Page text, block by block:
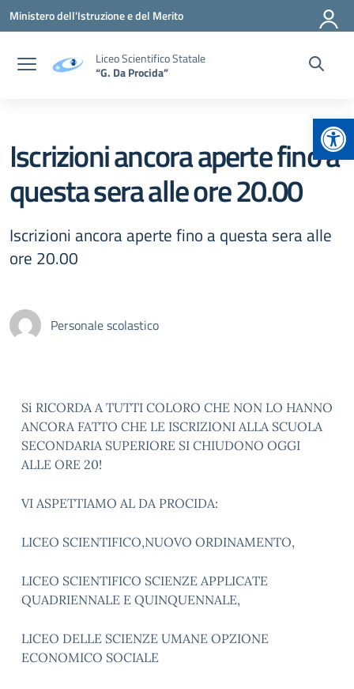
Vai ai contenuti
Vai al menu di navigazione
Vai al footer
Ministero dell'Istruzione e del Merito
Liceo Scientifico Statale
“G. Da Procida”
Iscrizioni ancora aperte fino a
questa sera alle ore 20.00
Iscrizioni ancora aperte fino a questa sera alle
ore 20.00
Personale scolastico
Si RICORDA A TUTTI COLORO CHE NON LO HANNO
ANCORA FATTO CHE LE ISCRIZIONI ALLA SCUOLA
SECONDARIA SUPERIORE SI CHIUDONO OGGI
ALLE ORE 20!
VI ASPETTIAMO AL DA PROCIDA:
LICEO SCIENTIFICO,NUOVO ORDINAMENTO,
LICEO SCIENTIFICO SCIENZE APPLICATE
QUADRIENNALE E QUINQUENNALE,
LICEO DELLE SCIENZE UMANE OPZIONE
ECONOMICO SOCIALE